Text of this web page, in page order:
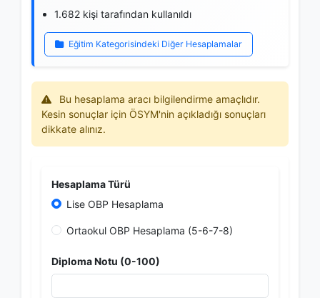
1.682 kişi tarafından kullanıldı
Eğitim Kategorisindeki Diğer Hesaplamalar
Bu hesaplama aracı bilgilendirme amaçlıdır.
Kesin sonuçlar için ÖSYM'nin açıkladığı sonuçları
dikkate alınız.
Hesaplama Türü
Lise OBP Hesaplama
Ortaokul OBP Hesaplama (5-6-7-8)
Diploma Notu (0-100)